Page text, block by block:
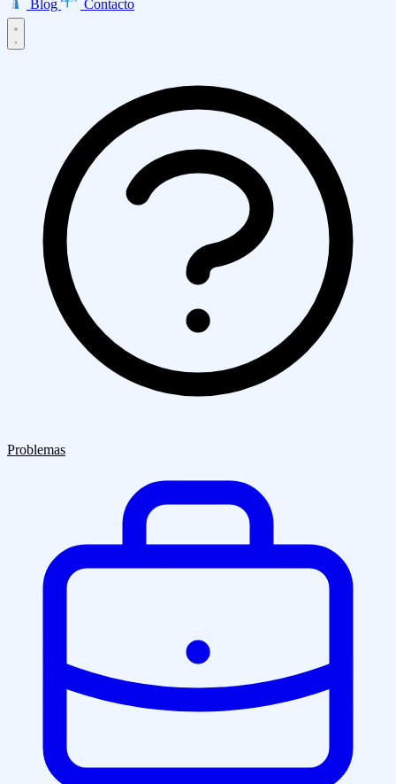
Blog
Contacto
EMMA · Email Marketing LISA · Encuestas
INES · Mesa de
Ayuda
Clarabot · Chatbot
Servicios
Diseño Web Desarrollo de Aplicaciones EcommerceAsesoría AWS
Transformación Digital
Empresa
Problemas